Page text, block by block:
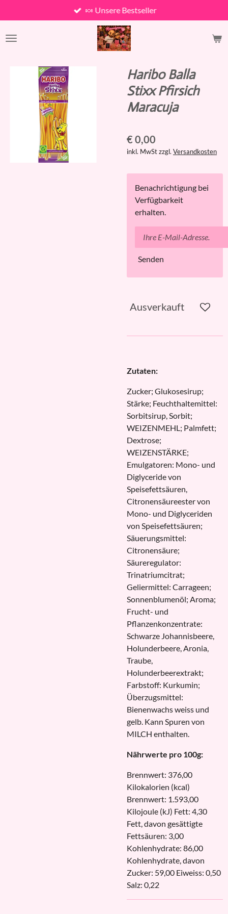
Hauptinhalt
springen
🍬 Unsere Bestseller
Haribo Balla
Stixx Pfirsich
Maracuja
€ 0,00
inkl. MwSt zzgl. Versandkosten
Benachrichtigung bei
Verfügbarkeit
erhalten.
Senden
Ausverkauft
Zutaten:
Zucker; Glukosesirup;
Stärke; Feuchthaltemittel:
Sorbitsirup, Sorbit;
WEIZENMEHL; Palmfett;
Dextrose;
WEIZENSTÄRKE;
Emulgatoren: Mono- und
Diglyceride von
Speisefettsäuren,
Citronensäureester von
Mono- und Diglyceriden
von Speisefettsäuren;
Säuerungsmittel:
Citronensäure;
Säureregulator:
Trinatriumcitrat;
Geliermittel: Carrageen;
Sonnenblumenöl; Aroma;
Frucht- und
Pflanzenkonzentrate:
Schwarze Johannisbeere,
Holunderbeere, Aronia,
Traube,
Holunderbeerextrakt;
Farbstoff: Kurkumin;
Überzugsmittel:
Bienenwachs weiss und
gelb. Kann Spuren von
MILCH enthalten.
Nährwerte pro 100g:
Brennwert: 376,00
Kilokalorien (kcal)
Brennwert: 1.593,00
Kilojoule (kJ) Fett: 4,30
Fett, davon gesättigte
Fettsäuren: 3,00
Kohlenhydrate: 86,00
Kohlenhydrate, davon
Zucker: 59,00 Eiweiss: 0,50
Salz: 0,22